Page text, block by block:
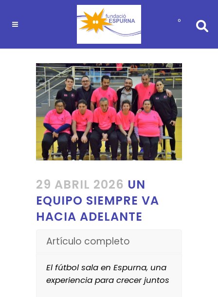
0
29 ABRIL 2026 UN
EQUIPO SIEMPRE VA
HACIA ADELANTE
Artículo completo
El fútbol sala en Espurna, una
experiencia para crecer juntos